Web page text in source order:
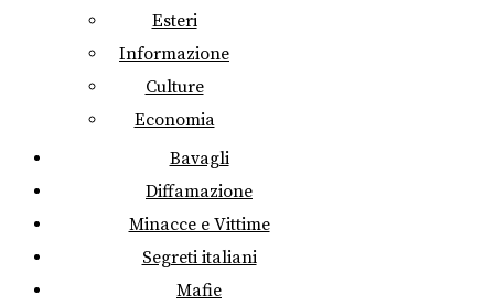
Esteri
Informazione
Culture
Economia
Bavagli
Diffamazione
Minacce e Vittime
Segreti italiani
Mafie